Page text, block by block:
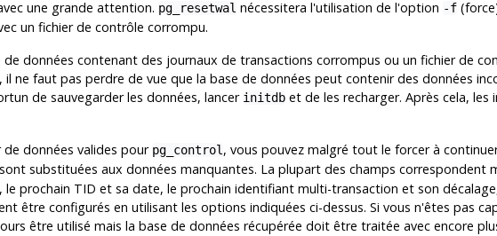
une grande attention. pg_resetwal nécessitera l'utilisation de l'option -f
un fichier de contrôle corrompu.
données contenant des journaux de transactions corrompus ou un fichier de
ne faut pas perdre de vue que la base de données peut contenir des données
de sauvegarder les données, lancer initdb et de les recharger. Après cela, les
données valides pour pg_control, vous pouvez malgré tout le forcer à
substituées aux données manquantes. La plupart des champs correspondent
prochain TID et sa date, le prochain identifiant multi-transaction et son
être configurés en utilisant les options indiquées ci-dessus. Si vous n'êtes pas
être utilisé mais la base de données récupérée doit être traitée avec encore